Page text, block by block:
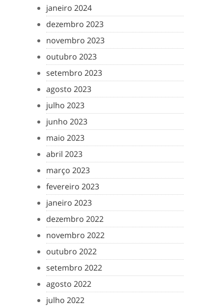
janeiro 2024
dezembro 2023
novembro 2023
outubro 2023
setembro 2023
agosto 2023
julho 2023
junho 2023
maio 2023
abril 2023
março 2023
fevereiro 2023
janeiro 2023
dezembro 2022
novembro 2022
outubro 2022
setembro 2022
agosto 2022
julho 2022